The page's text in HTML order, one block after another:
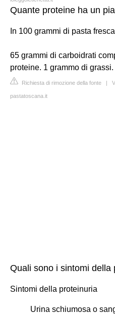
Quante proteine ha un
In 100 grammi di pasta
65 grammi di carboidrati
proteine. 1 grammo di grassi.
Richiesta di rimozione della fonte |
pastatoscana.it
Quali sono i sintomi della
Sintomi della proteinuria
Urina schiumosa o